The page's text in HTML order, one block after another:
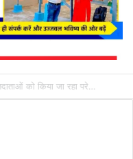
भरी रहती है कांवड़ यात्रा